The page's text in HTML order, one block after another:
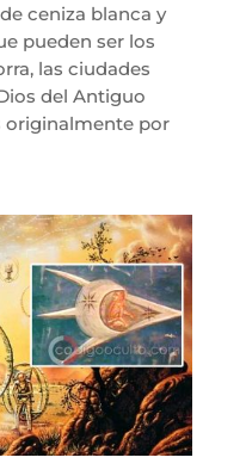
ceniza blanca y
pueden ser los
las ciudades
del Antiguo
originalmente por